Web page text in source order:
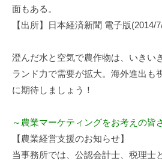
面もある。
【出所】日本経済新聞 電子版(2014/
澄んだ水と空気で農作物は、いきい
ランド力で需要が拡大。海外進出も
に期待しましょう！
～農業マーケティングをお考えの皆
【農業経営支援のお知らせ】
当事務所では、公認会計士、税理士